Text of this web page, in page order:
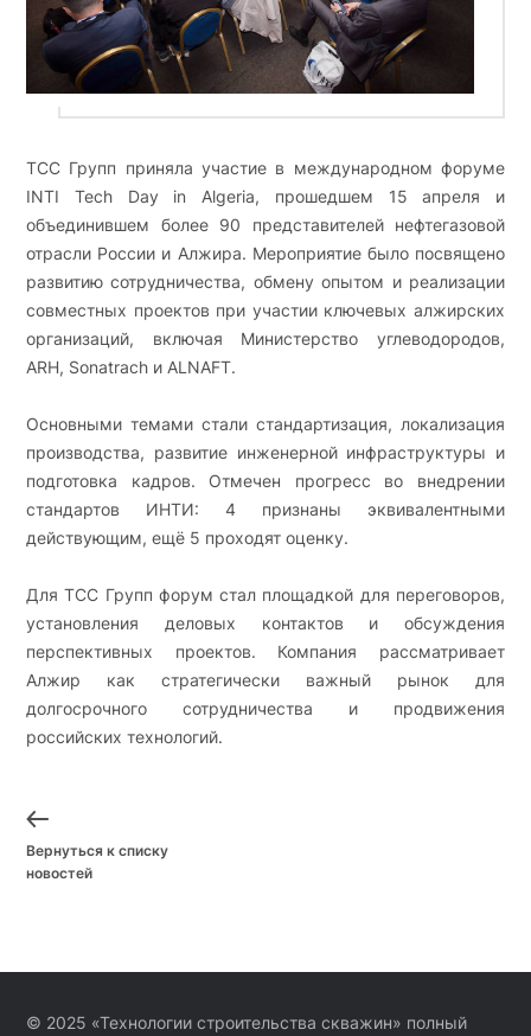
ТСС Групп приняла участие в международном форуме
INTI Tech Day in Algeria, прошедшем 15 апреля и
объединившем более 90 представителей нефтегазовой
отрасли России и Алжира. Мероприятие было посвящено
развитию сотрудничества, обмену опытом и реализации
совместных проектов при участии ключевых алжирских
организаций, включая Министерство углеводородов,
ARH, Sonatrach и ALNAFT.
Основными темами стали стандартизация, локализация
производства, развитие инженерной инфраструктуры и
подготовка кадров. Отмечен прогресс во внедрении
стандартов ИНТИ: 4 признаны эквивалентными
действующим, ещё 5 проходят оценку.
Для ТСС Групп форум стал площадкой для переговоров,
установления деловых контактов и обсуждения
перспективных проектов. Компания рассматривает
Алжир как стратегически важный рынок для
долгосрочного сотрудничества и продвижения
российских технологий.
Вернуться к списку
новостей
© 2025 «Технологии строительства скважин» полный